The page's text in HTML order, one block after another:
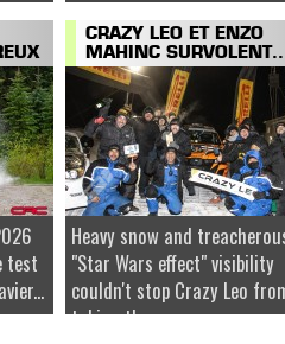
test
CRAZY LEO ET ENZO
MAHINC
Heavy snow and
"Star Wars effect" visibility
couldn't stop Crazy Leo
taking the...